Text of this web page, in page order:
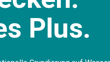
Plus.